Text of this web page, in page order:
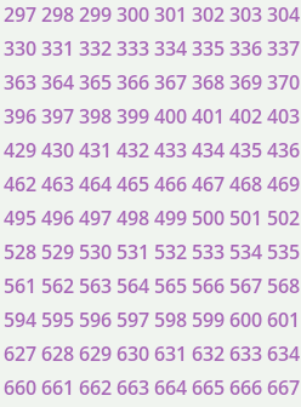
297298299300301 302303304
330331 332333334335336337
363364365366367368369370
396397398399400401 402403
429430431 432433434435436
462463464465466467468469
495496497498499 500 501 502
528 529 530 531 532 533 534 535
561 562 563 564 565 566 567 568
594 595 596 597 598 599600601
627628629630631 632633634
660661 662663664665666667